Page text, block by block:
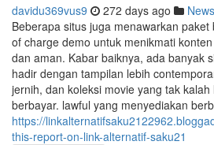
davidu369vus9 272 days ago News
Beberapa situs juga menawarkan
of charge demo untuk menikmati
dan aman. Kabar baiknya, ada banyak
hadir dengan tampilan lebih
jernih, dan koleksi movie yang tak
berbayar. lawful yang menyediakan
https://
this-report-on-link-alternatif-saku21